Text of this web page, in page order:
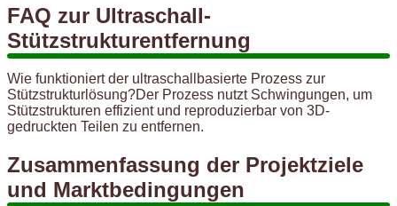
FAQ zur Ultraschall-
Stützstrukturentfernung
Wie funktioniert der ultraschallbasierte Prozess zur
Stützstrukturlösung?Der Prozess nutzt Schwingungen, um
Stützstrukturen effizient und reproduzierbar von 3D-
gedruckten Teilen zu entfernen.
Zusammenfassung der Projektziele
und Marktbedingungen